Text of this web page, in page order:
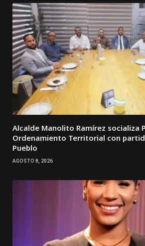
Alcalde Manolito Ramírez socializa
Ordenamiento Territorial con
Pueblo
AGOSTO 8, 2026